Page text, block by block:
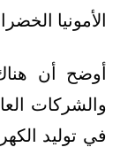
الأمونيا
أوضح أن
والشركات
في توليد